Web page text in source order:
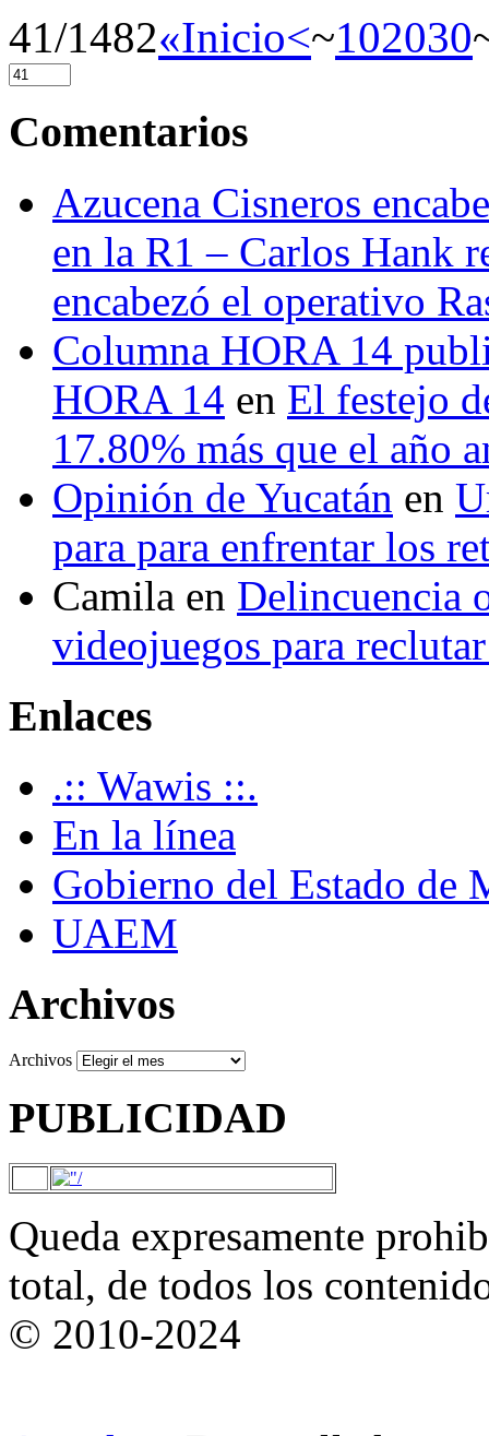
41/1482«Inicio<~102030
Comentarios
Azucena Cisneros
en la R1 – Carlos Hank
encabezó el operativo
Columna HORA 14
HORA 14 en El festejo
17.80% más que el año
Opinión de Yucatán en
para para enfrentar los
Camila en Delincuencia
videojuegos para
Enlaces
.:: Wawis ::.
En la línea
Gobierno del Estado de
UAEM
Archivos
Archivos
PUBLICIDAD
Queda expresamente
total, de todos los
© 2010-2024